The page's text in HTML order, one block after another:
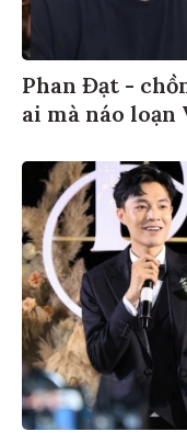
Phan Đạt -
ai mà náo loạn